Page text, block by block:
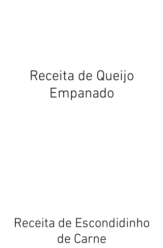
Receita de Queijo
Empanado
Receita de Escondidinho
de Carne